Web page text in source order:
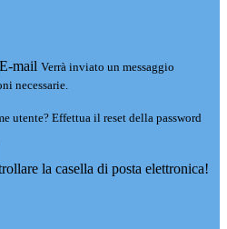
E-mail Verrà inviato un messaggio
necessarie.
utente? Effettua il reset della password
la casella di posta elettronica!